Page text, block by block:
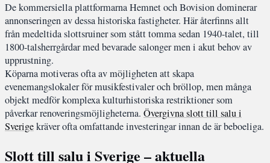
De kommersiella plattformarna Hemnet och Bovision dominerar
annonseringen av dessa historiska fastigheter. Här återfinns allt
från medeltida slottsruiner som stått tomma sedan 1940-talet, till
1800-talsherrgårdar med bevarade salonger men i akut behov av
upprustning.
Köparna motiveras ofta av möjligheten att skapa
evenemangslokaler för musikfestivaler och bröllop, men många
objekt medför komplexa kulturhistoriska restriktioner som
påverkar renoveringsmöjligheterna. Övergivna slott till salu i
Sverigekräver ofta omfattande investeringar innan de är beboeliga.
Slott till salu i Sverige – aktuella